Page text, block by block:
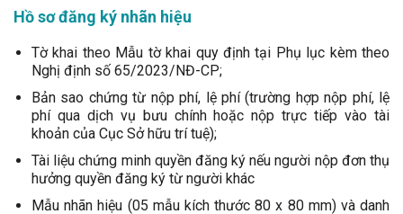
Hồ sơ đăng ký nhãn hiệu
Tờ khai theo Mẫu tờ khai quy định tại Phụ lục kèm theo
Nghị định số 65/2023/NĐ-CP;
Bản sao chứng từ nộp phí, lệ phí (trường hợp nộp phí, lệ
phí qua dịch vụ bưu chính hoặc nộp trực tiếp vào tài
khoản của Cục Sở hữu trí tuệ);
Tài liệu chứng minh quyền đăng ký nếu người nộp đơn thụ
hưởng quyền đăng ký từ người khác
Mẫu nhãn hiệu (05 mẫu kích thước 80 x 80 mm) và danh